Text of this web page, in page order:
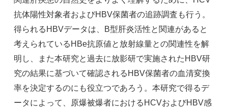
抗体陽性対象者およびHBV保菌者の追跡調査も行う。
得られるHBVデータは、B型肝炎活性と関連があると
考えられているHBe抗原値と放射線量との関連性を解
明し、また本研究と過去に放影研で実施されたHBV研
究の結果に基づいて確認されるHBV保菌者の血清変換
率を決定するのにも役立つであろう。本研究で得るデ
ータによって、原爆被爆者におけるHCVおよびHBV感